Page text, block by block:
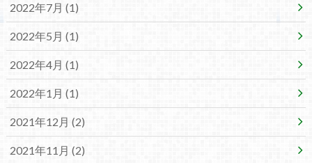
2022年7月 (1)
2022年5月 (1)
2022年4月 (1)
2022年1月 (1)
2021年12月 (2)
2021年11月 (2)